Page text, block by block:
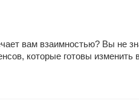
вам взаимностью? Вы не
которые готовы